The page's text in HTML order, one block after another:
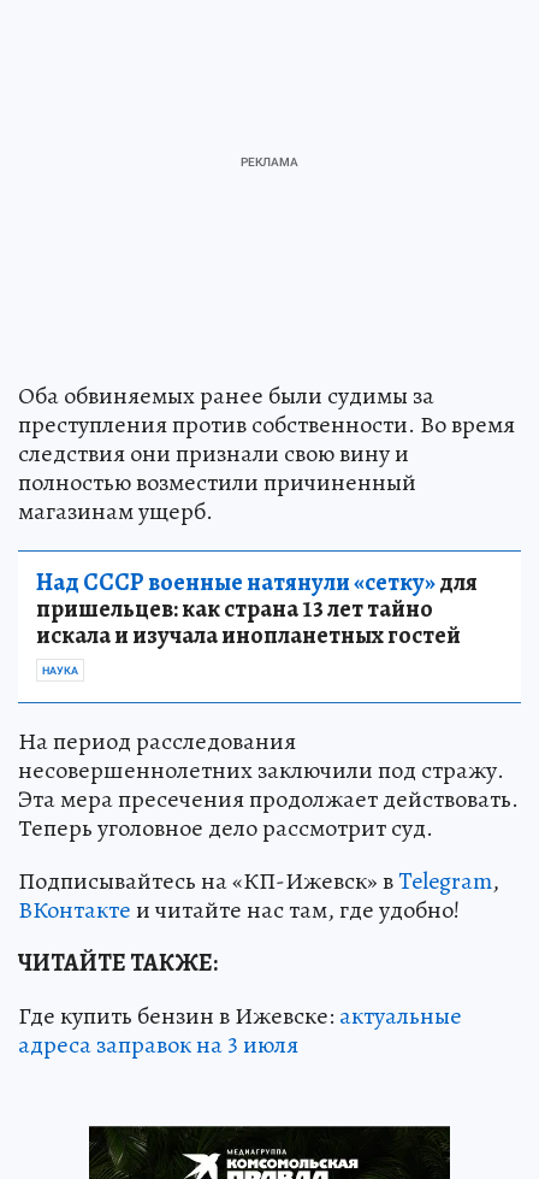
Оба обвиняемых ранее были судимы за
преступления против собственности. Во время
следствия они признали свою вину и
полностью возместили причиненный
магазинам ущерб.
Над СССР военные натянули «сетку»для
пришельцев: как страна 13 лет тайно
искала и изучала инопланетных гостей
НАУКА
На период расследования
несовершеннолетних заключили под стражу.
Эта мера пресечения продолжает действовать.
Теперь уголовное дело рассмотрит суд.
Подписывайтесь на «КП-Ижевск» вTelegram,
ВКонтактеи читайте нас там, где удобно!
ЧИТАЙТЕ ТАКЖЕ:
Где купить бензин в Ижевске: актуальные
адреса заправок на 3 июля